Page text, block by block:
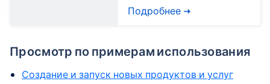
Подробнее
Просмотр по примерам использования
Создание и запуск новых продуктов и услуг